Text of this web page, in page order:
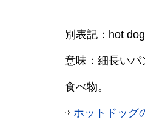
別表記：hot dog
意味：細長い
食べ物。
⇨ ホットドッグ